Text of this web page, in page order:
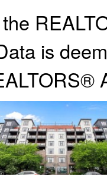
is